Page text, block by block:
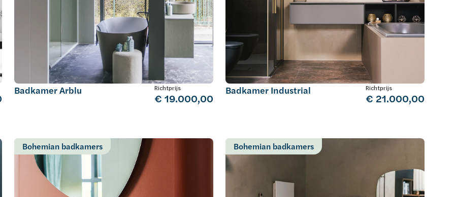
Badkamer Arblu Richtprijs
€ 19.000,00
Badkamer Industrial Richtprijs
€ 21.000,00
Bohemian badkamers Bohemian badkamers